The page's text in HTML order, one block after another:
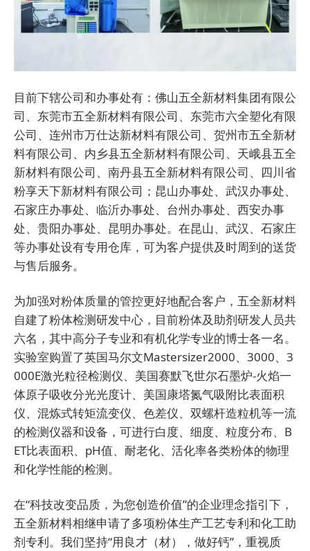
目前下辖公司和办事处有：佛山五全新材料集团有限公
司、东莞市五全新材料有限公司、东莞市六全塑化有限
公司、连州市万仕达新材料有限公司、贺州市五全新材
料有限公司、内乡县五全新材料有限公司、天峨县五全
新材料有限公司、南丹县五全新材料有限公司、四川省
粉享天下新材料有限公司；昆山办事处、武汉办事处、
石家庄办事处、临沂办事处、台州办事处、西安办事
处、贵阳办事处、昆明办事处。在昆山、武汉、石家庄
等办事处设有专用仓库，可为客户提供及时周到的送货
与售后服务。
为加强对粉体质量的管控更好地配合客户，五全新材料
自建了粉体检测研发中心，目前粉体及助剂研发人员共
六名，其中高分子专业和有机化学专业的博士各一名。
实验室购置了英国马尔文Mastersizer2000、3000、3
000E激光粒径检测仪、美国赛默飞世尔石墨炉-火焰一
体原子吸收分光光度计、美国康塔氮气吸附比表面积
仪、混炼式转矩流变仪、色差仪、双螺杆造粒机等一流
的检测仪器和设备，可进行白度、细度、粒度分布、B
ET比表面积、pH值、耐老化、活化率各类粉体的物理
和化学性能的检测。
在“科技改变品质，为您创造价值”的企业理念指引下，
五全新材料相继申请了多项粉体生产工艺专利和化工助
剂专利。我们坚持“用良才（材），做好钙”，重视质